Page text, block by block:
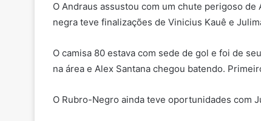
O Andraus assustou com um chute perigoso
negra teve finalizações de Vinicius Kauê e
O camisa 80 estava com sede de gol e foi de
na área e Alex Santana chegou batendo.
O Rubro-Negro ainda teve oportunidades com